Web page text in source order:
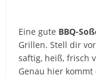
Eine gute BBQ-
Grillen. Stell dir
saftig, heiß, frisch
Genau hier kommt